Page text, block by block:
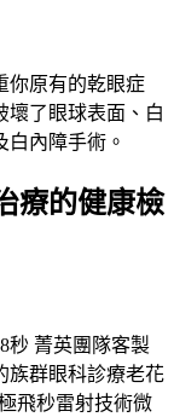
你原有的乾眼症
壞了眼球表面、白
內障手術。
療的健康檢
秒 菁英團隊客製
族群眼科診療老花
飛秒雷射技術微